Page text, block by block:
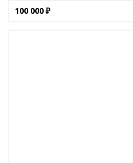
100 000 ₽